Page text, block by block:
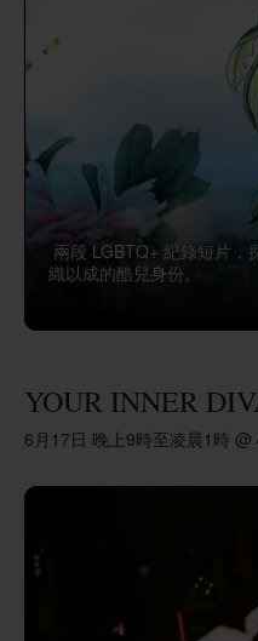
兩段 LGBTQ+ 紀錄短片，
織以成的酷兒身份。
YOUR INNER
6月17日 晚上9時至凌晨1時